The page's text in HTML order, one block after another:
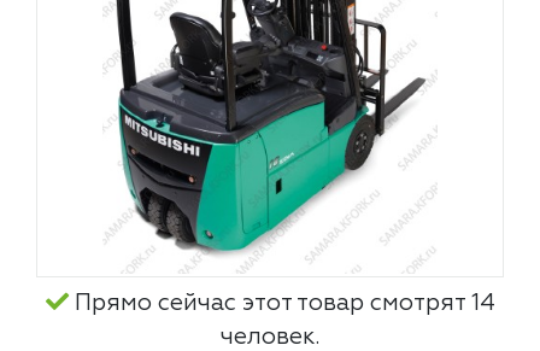
Прямо сейчас этот товар смотрят 14
человек.